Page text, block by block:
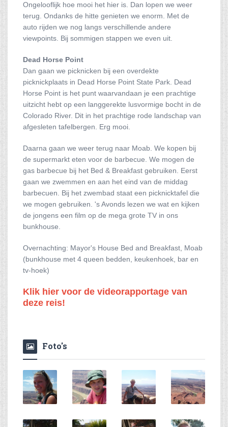
Ongelooflijk hoe mooi het hier is. Dan lopen we weer
terug. Ondanks de hitte genieten we enorm. Met de
auto rijden we nog langs verschillende andere
viewpoints. Bij sommigen stappen we even uit.
Dead Horse Point
Dan gaan we picknicken bij een overdekte
picknickplaats in Dead Horse Point State Park. Dead
Horse Point is het punt waarvandaan je een prachtige
uitzicht hebt op een langgerekte lusvormige bocht in de
Colorado River. Dit in het prachtige rode landschap van
afgesleten tafelbergen. Erg mooi.
Daarna gaan we weer terug naar Moab. We kopen bij
de supermarkt eten voor de barbecue. We mogen de
gas barbecue bij het Bed & Breakfast gebruiken. Eerst
gaan we zwemmen en aan het eind van de middag
barbecuen. Bij het zwembad staat een picknicktafel die
we mogen gebruiken. 's Avonds lezen we wat en kijken
de jongens een film op de mega grote TV in ons
bunkhouse.
Overnachting: Mayor's House Bed and Breakfast, Moab
(bunkhouse met 4 queen bedden, keukenhoek, bar en
tv-hoek)
Klik hier voor de videorapportage van
deze reis!
Foto's